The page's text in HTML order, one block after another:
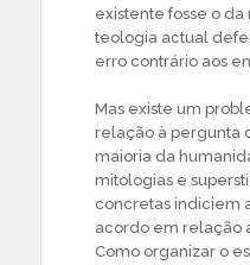
existente fosse o da
teologia actual
erro contrário aos
Mas existe um
relação à pergunta
maioria da
mitologias e
concretas indiciem
acordo em relação
Como organizar o